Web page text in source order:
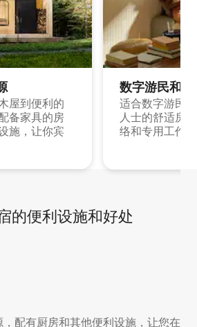
屋到便利的
备家具的房
施，让你宾
数字游民和
适合数字游民
人士的舒适房
络和专用工作
的便利设施和好处
配有厨房和其他便利设施，让您在